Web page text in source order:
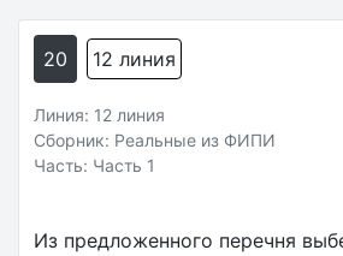
20 12 линия
Линия: 12 линия
Сборник: Реальные из ФИПИ
Часть: Часть 1
Из предложенного перечня